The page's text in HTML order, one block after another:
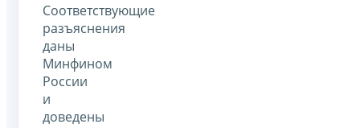
Соответствующие
разъяснения
даны
Минфином
России
и
доведены